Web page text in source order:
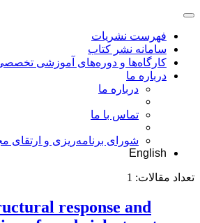
فهرست نشریات
سامانه نشر کتاب
کارگاه‌ها و دوره‌های آموزشی
درباره ما
درباره ما
تماس با ما
شورای برنامه‌ریزی و ارتقای
English
تعداد مقالات: 1
response and